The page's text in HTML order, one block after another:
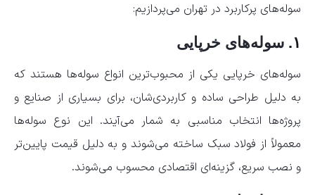
سوله‌های پرکاربرد در تهران می‌پردازیم:
۱. سوله‌های خرپایی
سوله‌های خرپایی یکی از محبوب‌ترین انواع سوله‌ها هستند که
به دلیل طراحی ساده و کاربردی‌شان، برای بسیاری از صنایع و
پروژه‌ها انتخاب مناسبی به شمار می‌آیند. این نوع سوله‌ها
معمولاً از فولاد سبک ساخته می‌شوند و به دلیل قیمت پایین‌تر
و نصب سریع، گزینه‌ای اقتصادی محسوب می‌شوند.